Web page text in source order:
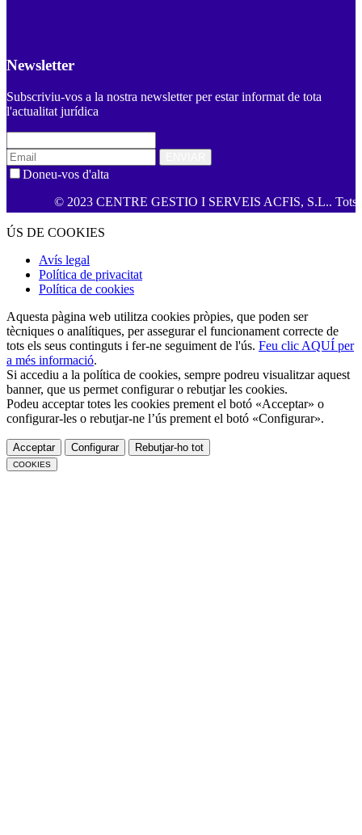
Newsletter
Subscriviu-vos a la nostra newsletter per estar informat de tota
l'actualitat jurídica
Doneu-vos d'alta
© 2023 CENTRE GESTIO I SERVEIS ACFIS, S.L.. Tots els
ÚS DE COOKIES
Avís legal
Política de privacitat
Política de cookies
Aquesta pàgina web utilitza cookies pròpies, que poden ser
tècniques o analítiques, per assegurar el funcionament correcte de
tots els seus continguts i fer-ne seguiment de l'ús. Feu clic AQUÍ per
a més informació.
Si accediu a la política de cookies, sempre podreu visualitzar aquest
banner, que us permet configurar o rebutjar les cookies.
Podeu acceptar totes les cookies prement el botó «Acceptar» o
configurar-les o rebutjar-ne l’ús prement el botó «Configurar».
Acceptar Configurar Rebutjar-ho tot
COOKIES